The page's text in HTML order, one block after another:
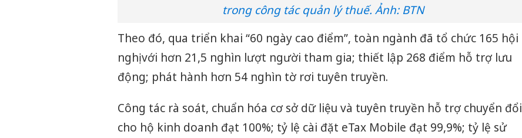
trong công tác quản lý thuế. Ảnh: BTN
Theo đó, qua triển khai “60 ngày cao điểm”, toàn ngành đã tổ chức 165 hội
nghị với hơn 21,5 nghìn lượt người tham gia; thiết lập 268 điểm hỗ trợ lưu
động; phát hành hơn 54 nghìn tờ rơi tuyên truyền.
Công tác rà soát, chuẩn hóa cơ sở dữ liệu và tuyên truyền hỗ trợ chuyển đổi
cho hộ kinh doanh đạt 100%; tỷ lệ cài đặt eTax Mobile đạt 99,9%; tỷ lệ sử